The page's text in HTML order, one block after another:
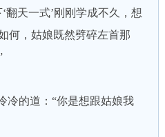
天一式’刚刚学成不久，想
何，姑娘既然劈碎左首那
的道：“你是想跟姑娘我